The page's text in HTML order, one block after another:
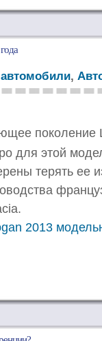
,
поколение
для этой
терять ее
2013